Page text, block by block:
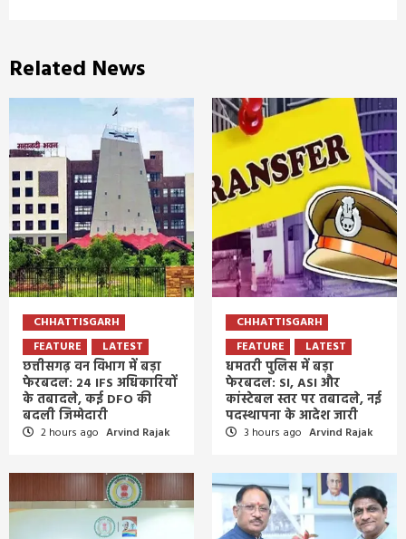
Related News
CHHATTISGARH
FEATURE
LATEST
छत्तीसगढ़ वन विभाग में बड़ा
फेरबदल: 24 IFS अधिकारियों
के तबादले, कई DFO की
बदली जिम्मेदारी
2 hours ago Arvind Rajak
CHHATTISGARH
FEATURE
LATEST
धमतरी पुलिस में बड़ा
फेरबदल: SI, ASI और
कांस्टेबल स्तर पर तबादले, नई
पदस्थापना के आदेश जारी
3 hours ago Arvind Rajak